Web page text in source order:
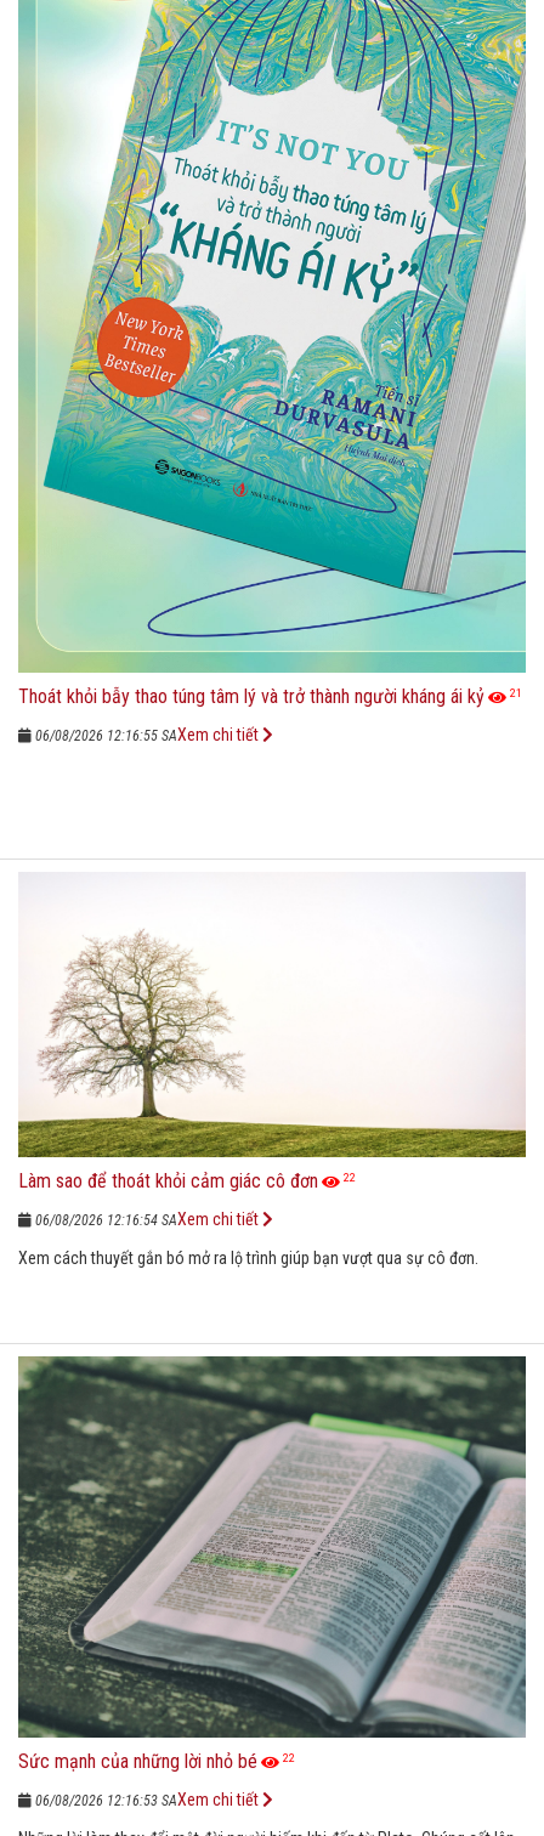
Thoát khỏi bẫy thao túng tâm lý và trở thành người kháng ái kỷ 21
06/08/2026 12:16:55 SAXem chi tiết
Làm sao để thoát khỏi cảm giác cô đơn 22
06/08/2026 12:16:54 SA
Xem cách thuyết gắn bó mở ra lộ trình giúp bạn vượt qua sự cô đơn.
Xem chi tiết
Sức mạnh của những lời nhỏ bé 22
06/08/2026 12:16:53 SAXem chi tiết